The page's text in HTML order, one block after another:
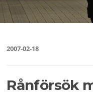
2007-02-18
Rånförsök